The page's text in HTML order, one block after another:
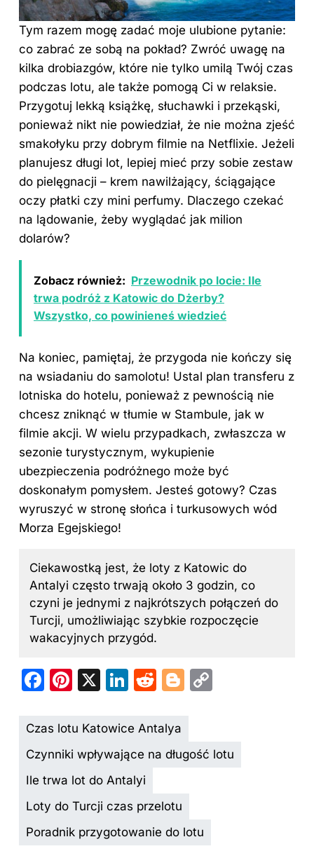
Tym razem mogę zadać moje ulubione pytanie:
co zabrać ze sobą na pokład? Zwróć uwagę na
kilka drobiazgów, które nie tylko umilą Twój czas
podczas lotu, ale także pomogą Ci w relaksie.
Przygotuj lekką książkę, słuchawki i przekąski,
ponieważ nikt nie powiedział, że nie można zjeść
smakołyku przy dobrym filmie na Netflixie. Jeżeli
planujesz długi lot, lepiej mieć przy sobie zestaw
do pielęgnacji – krem nawilżający, ściągające
oczy płatki czy mini perfumy. Dlaczego czekać
na lądowanie, żeby wyglądać jak milion
dolarów?
Zobacz również: Przewodnik po locie: Ile
trwa podróż z Katowic do Dżerby?
Wszystko, co powinieneś wiedzieć
Na koniec, pamiętaj, że przygoda nie kończy się
na wsiadaniu do samolotu! Ustal plan transferu z
lotniska do hotelu, ponieważ z pewnością nie
chcesz zniknąć w tłumie w Stambule, jak w
filmie akcji. W wielu przypadkach, zwłaszcza w
sezonie turystycznym, wykupienie
ubezpieczenia podróżnego może być
doskonałym pomysłem. Jesteś gotowy? Czas
wyruszyć w stronę słońca i turkusowych wód
Morza Egejskiego!
Ciekawostką jest, że loty z Katowic do
Antalyi często trwają około 3 godzin, co
czyni je jednymi z najkrótszych połączeń do
Turcji, umożliwiając szybkie rozpoczęcie
wakacyjnych przygód.
F
c
e
b
o
o
k
Pi
er
e
st
X
Li
k
e
dI
n
R
d
di
Bl
g
er
y
Czas lotu Katowice Antalya
Czynniki wpływające na długość lotu
Ile trwa lot do Antalyi
Loty do Turcji czas przelotu
Poradnik przygotowanie do lotu